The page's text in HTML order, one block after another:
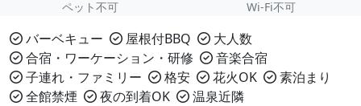
ペット不可 Wi-Fi不可
バーベキュー 屋根付BBQ
大人数
合宿・ワーケーション・研修
音楽合宿
子連れ・ファミリー
格安 花火OK
素泊まり
全館禁煙
夜の到着OK
温泉近隣